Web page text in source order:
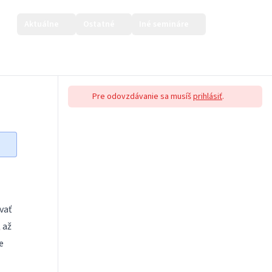
Pre odovzdávanie sa musíšprihlásiť.